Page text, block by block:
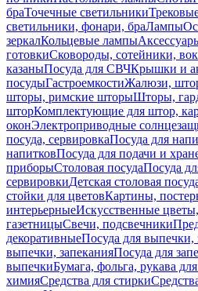
браТочечные светильники
светильники, фонари, браЛампы
зеркалКольцевые лампы
готовкиСковороды, сотейники,
казаныПосуда для СВЧКрышки и
посудыГастроемкостиЖалюзи,
шторы, римские шторыШторы,
шторКомплектующие для штор,
оконЭлектроприводные
посуда, сервировкаПосуда для
напитковПосуда для подачи и
приборыСтоловая посудаПосуда
сервировкиДетская столовая
стойки для цветовКартины,
интерьерныеИскусственные
газетницыСвечи, подсвечники
декоративныеПосуда для выпечки,
выпечки, запеканияПосуда для
выпечкиБумага, фольга, рукава
химияСредства для стирки